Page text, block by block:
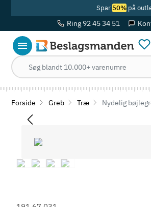
Spar 50%på
Ring 92 45 34 51
Forside Greb Træ Nydelig